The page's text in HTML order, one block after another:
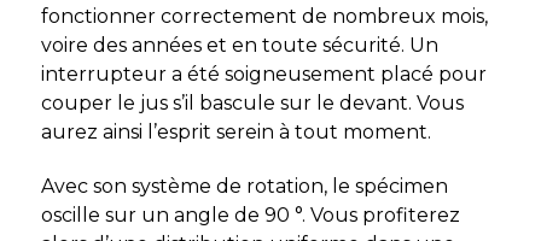
fonctionner correctement de nombreux mois,
voire des années et en toute sécurité. Un
interrupteur a été soigneusement placé pour
couper le jus s’il bascule sur le devant. Vous
aurez ainsi l’esprit serein à tout moment.
Avec son système de rotation, le spécimen
oscille sur un angle de 90 °. Vous profiterez